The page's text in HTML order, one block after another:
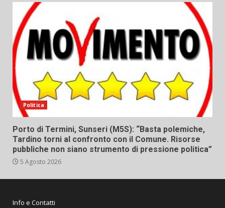
Politica
Porto di Termini, Sunseri (M5S): “Basta polemiche,
Tardino torni al confronto con il Comune. Risorse
pubbliche non siano strumento di pressione politica”
5 Agosto 2026
Info e Contatti